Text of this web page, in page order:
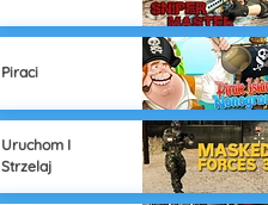
Piraci
Uruchom I
Strzelaj